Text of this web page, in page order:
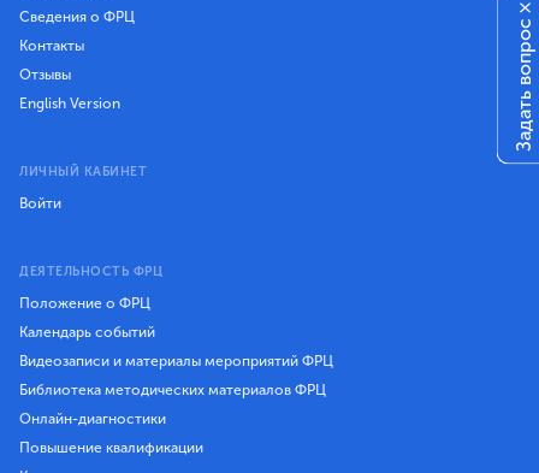
Сведения о ФРЦ
Контакты
Отзывы
English Version
ЛИЧНЫЙ КАБИНЕТ
Войти
ДЕЯТЕЛЬНОСТЬ ФРЦ
Положение о ФРЦ
Календарь событий
Видеозаписи и материалы мероприятий ФРЦ
Библиотека методических материалов ФРЦ
Онлайн-диагностики
Повышение квалификации
Задать вопрос
×